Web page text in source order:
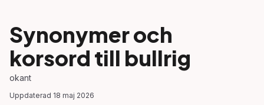
Synonymer och
korsord till bullrig
okant
Uppdaterad 18 maj 2026